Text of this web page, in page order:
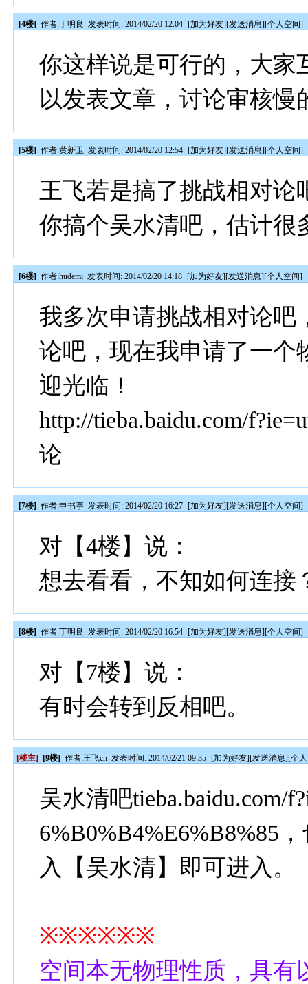
[4楼] 作者:丁明良 发表时间: 2014/02/20 12:04 [加为好友][发送消息][个人空间]
你这样说是可行的，大家
以发表文章，讨论审核
[5楼] 作者:黄新卫 发表时间: 2014/02/20 12:54 [加为好友][发送消息][个人空间]
王飞若是搞了挑战相对论
你搞个吴水清吧，估计很
[6楼] 作者:hudemi 发表时间: 2014/02/20 14:18 [加为好友][发送消息][个人空间]
我多次申请挑战相对论吧
论吧，现在我申请了一个
迎光临！
http://tieba.baidu.com/
论
[7楼] 作者:申书亭 发表时间: 2014/02/20 16:27 [加为好友][发送消息][个人空间]
对【4楼】说：
想去看看，不知如何连接
[8楼] 作者:丁明良 发表时间: 2014/02/20 16:54 [加为好友][发送消息][个人空间]
对【7楼】说：
有时会转到反相吧。
[楼主] [9楼] 作者:王飞cn 发表时间: 2014/02/21 09:35 [加为好友][发送消息][个
吴水清吧tieba.baidu.com/
6%B0%B4%E6%B8%85
入【吴水清】即可进入。
※※※※※※
空间本无物理性质，具有